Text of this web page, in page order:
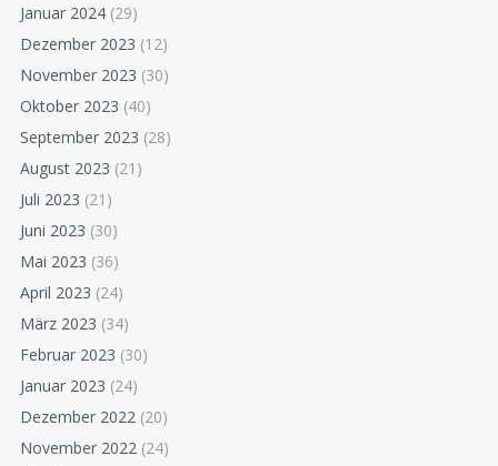
Januar 2024 (29)
Dezember 2023 (12)
November 2023 (30)
Oktober 2023 (40)
September 2023 (28)
August 2023 (21)
Juli 2023 (21)
Juni 2023 (30)
Mai 2023 (36)
April 2023 (24)
März 2023 (34)
Februar 2023 (30)
Januar 2023 (24)
Dezember 2022 (20)
November 2022 (24)